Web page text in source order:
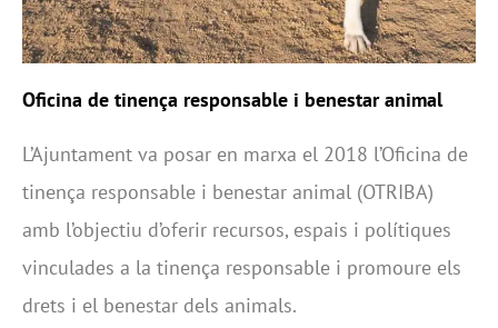
Oficina de tinença responsable i benestar animal
L’Ajuntament va posar en marxa el 2018 l’Oficina de
tinença responsable i benestar animal (OTRIBA)
amb l’objectiu d’oferir recursos, espais i polítiques
vinculades a la tinença responsable i promoure els
drets i el benestar dels animals.